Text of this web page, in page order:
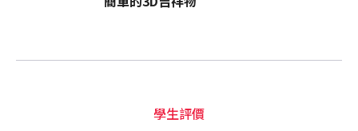
學生評價